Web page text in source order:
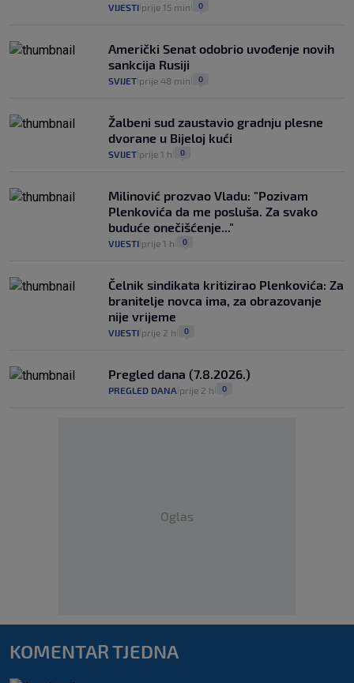
VIJESTI prije 15 min 0
Američki Senat odobrio uvođenje novih
sankcija Rusiji
SVIJET prije 48 min 0
Žalbeni sud zaustavio gradnju plesne
dvorane u Bijeloj kući
SVIJET prije 1 h 0
Milinović prozvao Vladu: "Pozivam
Plenkovića da me posluša. Za svako
buduće onečišćenje..."
VIJESTI prije 1 h 0
Čelnik sindikata kritizirao Plenkovića: Za
branitelje novca ima, za obrazovanje
nije vrijeme
VIJESTI prije 2 h 0
Pregled dana (7.8.2026.)
PREGLED DANA prije 2 h 0
Oglas
KOMENTAR TJEDNA